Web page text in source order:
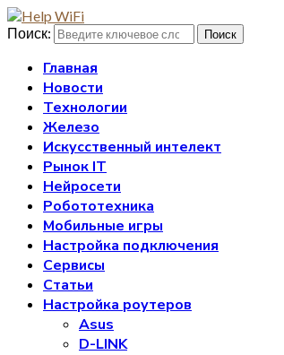
Поиск: Поиск
Главная
Новости
Технологии
Железо
Искусственный интелект
Рынок IT
Нейросети
Робототехника
Мобильные игры
Настройка подключения
Сервисы
Статьи
Настройка роутеров
Asus
D-LINK